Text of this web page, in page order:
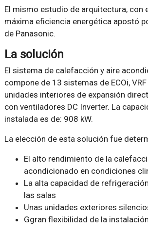
El mismo estudio de arquitectura, con
máxima eficiencia energética apostó
de Panasonic.
La solución
El sistema de calefacción y aire
compone de 13 sistemas de ECOi,
unidades interiores de expansión
con ventiladores DC Inverter. La
instalada es de: 908 kW.
La elección de esta solución fue
El alto rendimiento de la
acondicionado en condiciones
La alta capacidad de
las salas
Unas unidades exteriores
Ggran flexibilidad de la